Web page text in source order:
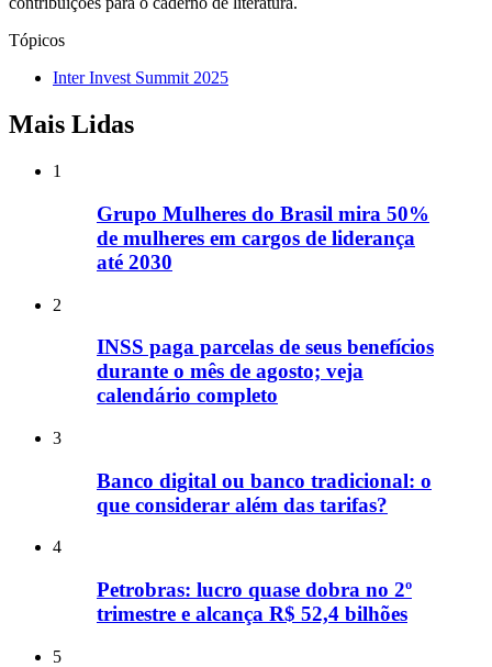
Tópicos
Inter Invest Summit 2025
Mais Lidas
1
Grupo Mulheres do Brasil mira 50%
de mulheres em cargos de liderança
até 2030
2
INSS paga parcelas de seus benefícios
durante o mês de agosto; veja
calendário completo
3
Banco digital ou banco tradicional: o
que considerar além das tarifas?
4
Petrobras: lucro quase dobra no 2º
trimestre e alcança R$ 52,4 bilhões
5